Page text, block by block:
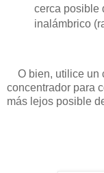
cerca posible
inalámbrico
O bien, utilice un
concentrador para
más lejos posible